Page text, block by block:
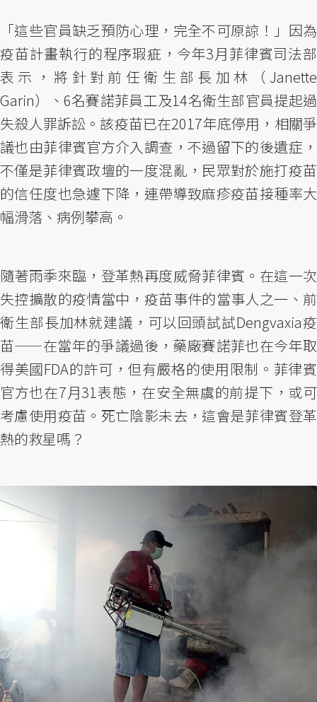
「這些官員缺乏預防心理，完全不可原諒！」因為
疫苗計畫執行的程序瑕疵，今年3月菲律賓司法部
表示，將針對前任衛生部長加林（Janette
Garin）、6名賽諾菲員工及14名衛生部官員提起過
失殺人罪訴訟。該疫苗已在2017年底停用，相關爭
議也由菲律賓官方介入調查，不過留下的後遺症，
不僅是菲律賓政壇的一度混亂，民眾對於施打疫苗
的信任度也急遽下降，連帶導致麻疹疫苗接種率大
幅滑落、病例攀高。
隨著雨季來臨，登革熱再度威脅菲律賓。在這一次
失控擴散的疫情當中，疫苗事件的當事人之一、前
衛生部長加林就建議，可以回頭試試Dengvaxia疫
苗——在當年的爭議過後，藥廠賽諾菲也在今年取
得美國FDA的許可，但有嚴格的使用限制。菲律賓
官方也在7月31表態，在安全無虞的前提下，或可
考慮使用疫苗。死亡陰影未去，這會是菲律賓登革
熱的救星嗎？